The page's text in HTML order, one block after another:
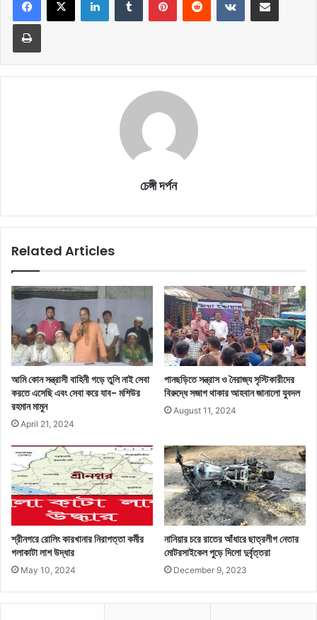
Print
চেঙ্গী দর্পন
Related Articles
আমি কোন সন্ত্রাসী বাহিনী গড়ে তুলি নাই সেবা
করতে এসেছি এবং সেবা করে যাব- মশিউর
রহমান মামুন
April 21, 2024
পানছড়িতে সন্ত্রাস ও নৈরাজ্য সৃস্টিকারীদের
বিরুদ্ধে সজাগ থাকার আহবান জানালো যুবদল
August 11, 2024
শ্রীনগরে রোলিং কারখানার নিরাপত্তা কর্মীর
গলাকাটা লাশ উদ্ধার
May 10, 2024
নানিয়ার চরে রাতের আঁধারে ছাত্রলীগ নেতার
মোটরসাইকেল পুড়ে দিলো দুর্বৃত্তরা
December 9, 2023